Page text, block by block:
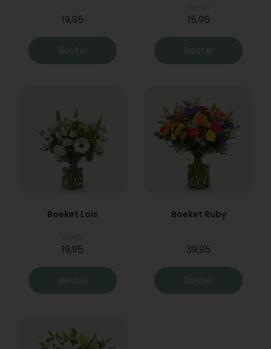
19,95
Bestel
15,95
Bestel
Boeket Lois
19,95
Bestel
Boeket Ruby
39,95
Bestel